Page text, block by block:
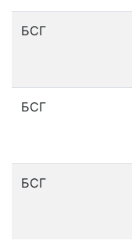
БСГ
БСГ
БСГ